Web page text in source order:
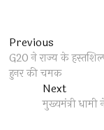
Post
navigation
Previous
post:
G20 ने राज्य के
हुनर की चमक
NextNext
post:
मुख्यमंत्री